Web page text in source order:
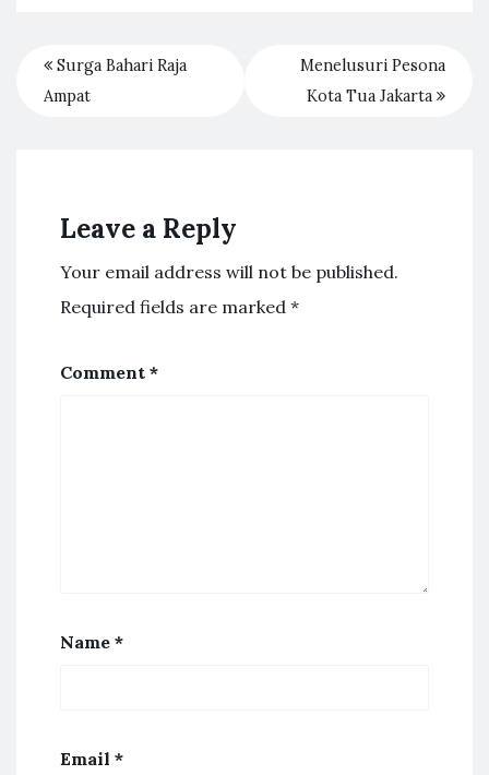
Surga Bahari Raja
Ampat
Menelusuri Pesona
Kota Tua Jakarta
Leave a Reply
Your email address will not be published.
Required fields are marked *
Comment *
Name *
Email *